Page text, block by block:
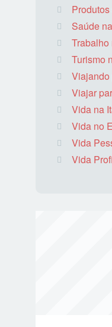
Saúde
Trabalho
Turismo
Viajando
Viajar
Vida na
Vida no
Vida
Vida